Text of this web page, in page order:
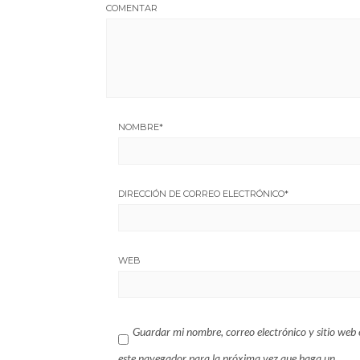
COMENTAR
NOMBRE*
DIRECCIÓN DE CORREO ELECTRÓNICO*
WEB
Guardar mi nombre, correo electrónico y sitio web